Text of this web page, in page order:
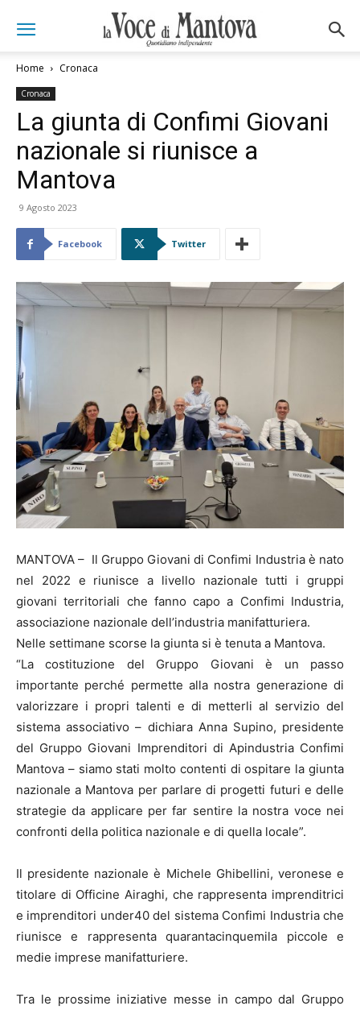
Home Cronaca
Cronaca
La giunta di Confimi Giovani
nazionale si riunisce a
Mantova
9 Agosto 2023
Facebook Twitter
MANTOVA – Il Gruppo Giovani di Confimi Industria è nato
nel 2022 e riunisce a livello nazionale tutti i gruppi
giovani territoriali che fanno capo a Confimi Industria,
associazione nazionale dell’industria manifatturiera.
Nelle settimane scorse la giunta si è tenuta a Mantova.
“La costituzione del Gruppo Giovani è un passo
importante perché permette alla nostra generazione di
valorizzare i propri talenti e di metterli al servizio del
sistema associativo – dichiara Anna Supino, presidente
del Gruppo Giovani Imprenditori di Apindustria Confimi
Mantova – siamo stati molto contenti di ospitare la giunta
nazionale a Mantova per parlare di progetti futuri e delle
strategie da applicare per far sentire la nostra voce nei
confronti della politica nazionale e di quella locale”.
Il presidente nazionale è Michele Ghibellini, veronese e
titolare di Officine Airaghi, che rappresenta imprenditrici
e imprenditori under40 del sistema Confimi Industria che
riunisce e rappresenta quarantacinquemila piccole e
medie imprese manifatturiere.
Tra le prossime iniziative messe in campo dal Gruppo